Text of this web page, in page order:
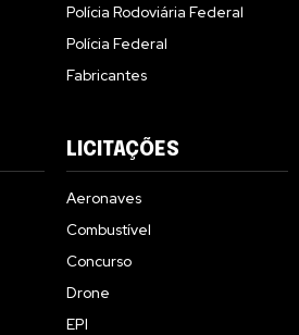
Polícia Rodoviária Federal
Polícia Federal
Fabricantes
LICITAÇÕES
Aeronaves
Combustível
Concurso
Drone
EPI